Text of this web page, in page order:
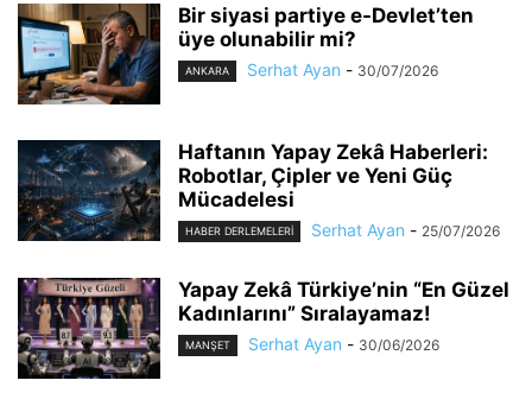
Bir siyasi partiye e-Devlet’ten
üye olunabilir mi?
ANKARA Serhat Ayan - 30/07/2026
Haftanın Yapay Zekâ Haberleri:
Robotlar, Çipler ve Yeni Güç
Mücadelesi
HABER DERLEMELERI Serhat Ayan - 25/07/2026
Yapay Zekâ Türkiye’nin “En Güzel
Kadınlarını” Sıralayamaz!
MANŞET Serhat Ayan - 30/06/2026